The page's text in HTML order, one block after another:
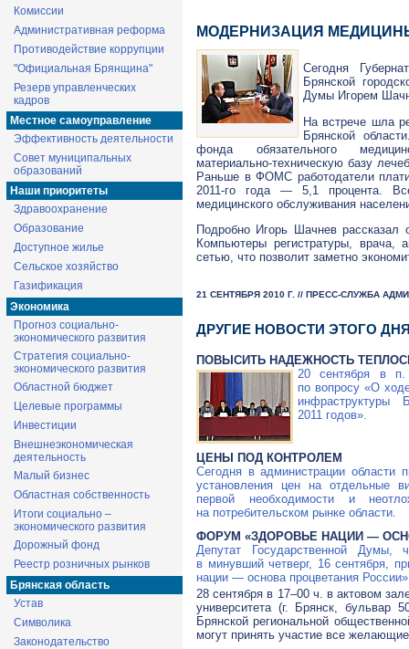
Комиссии
Административная реформа
Противодействие коррупции
"Официальная Брянщина"
Резерв управленческих
кадров
Местное самоуправление
Эффективность деятельности
Совет муниципальных
образований
Наши приоритеты
Здравоохранение
Образование
Доступное жилье
Сельское хозяйство
Газификация
Экономика
Прогноз социально-
экономического развития
Стратегия социально-
экономического развития
Областной бюджет
Целевые программы
Инвестиции
Внешнеэкономическая
деятельность
Малый бизнес
Областная собственность
Итоги социально –
экономического развития
Дорожный фонд
Реестр розничных рынков
Брянская область
Устав
Символика
Законодательство
МОДЕРНИЗАЦИЯ
Сегодня
Брянской
Думы Игорем
На встрече шла
Брянской
фонда обязательного
материально-техническую базу
Раньше в ФОМС работодатели
2011-го года — 5,1 процента.
медицинского обслуживания
Подробно Игорь Шачнев рассказал
Компьютеры регистратуры, врача,
сетью, что позволит заметно
21 СЕНТЯБРЯ 2010 Г. // ПРЕСС-СЛУЖБА
ДРУГИЕ НОВОСТИ ЭТОГО
ПОВЫСИТЬ НАДЕЖНОСТЬ
20 сентября в п.
по вопросу «О
2011 годов».
ЦЕНЫ ПОД КОНТРОЛЕМ
Сегодня в администрации области
установления цен на отдельные
первой необходимости и
на потребительском рынке области.
ФОРУМ «ЗДОРОВЬЕ НАЦИИ —
Депутат Государственной
в минувший четверг, 16 сентября,
нации — основа процветания
28 сентября в 17–00 ч. в актовом
университета (г. Брянск, бульвар
Брянской региональной
могут принять участие все